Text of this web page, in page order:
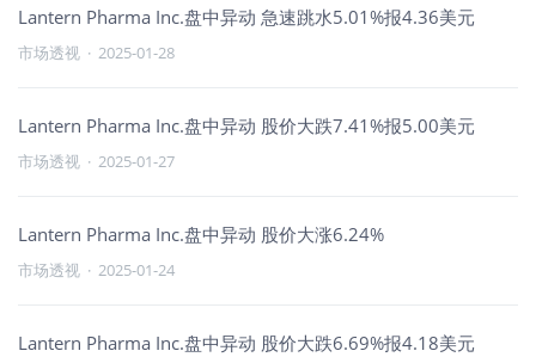
Lantern Pharma Inc.盘中异动 急速跳水5.01%报4.36美元
市场透视 · 2025-01-28
Lantern Pharma Inc.盘中异动 股价大跌7.41%报5.00美元
市场透视 · 2025-01-27
Lantern Pharma Inc.盘中异动 股价大涨6.24%
市场透视 · 2025-01-24
Lantern Pharma Inc.盘中异动 股价大跌6.69%报4.18美元